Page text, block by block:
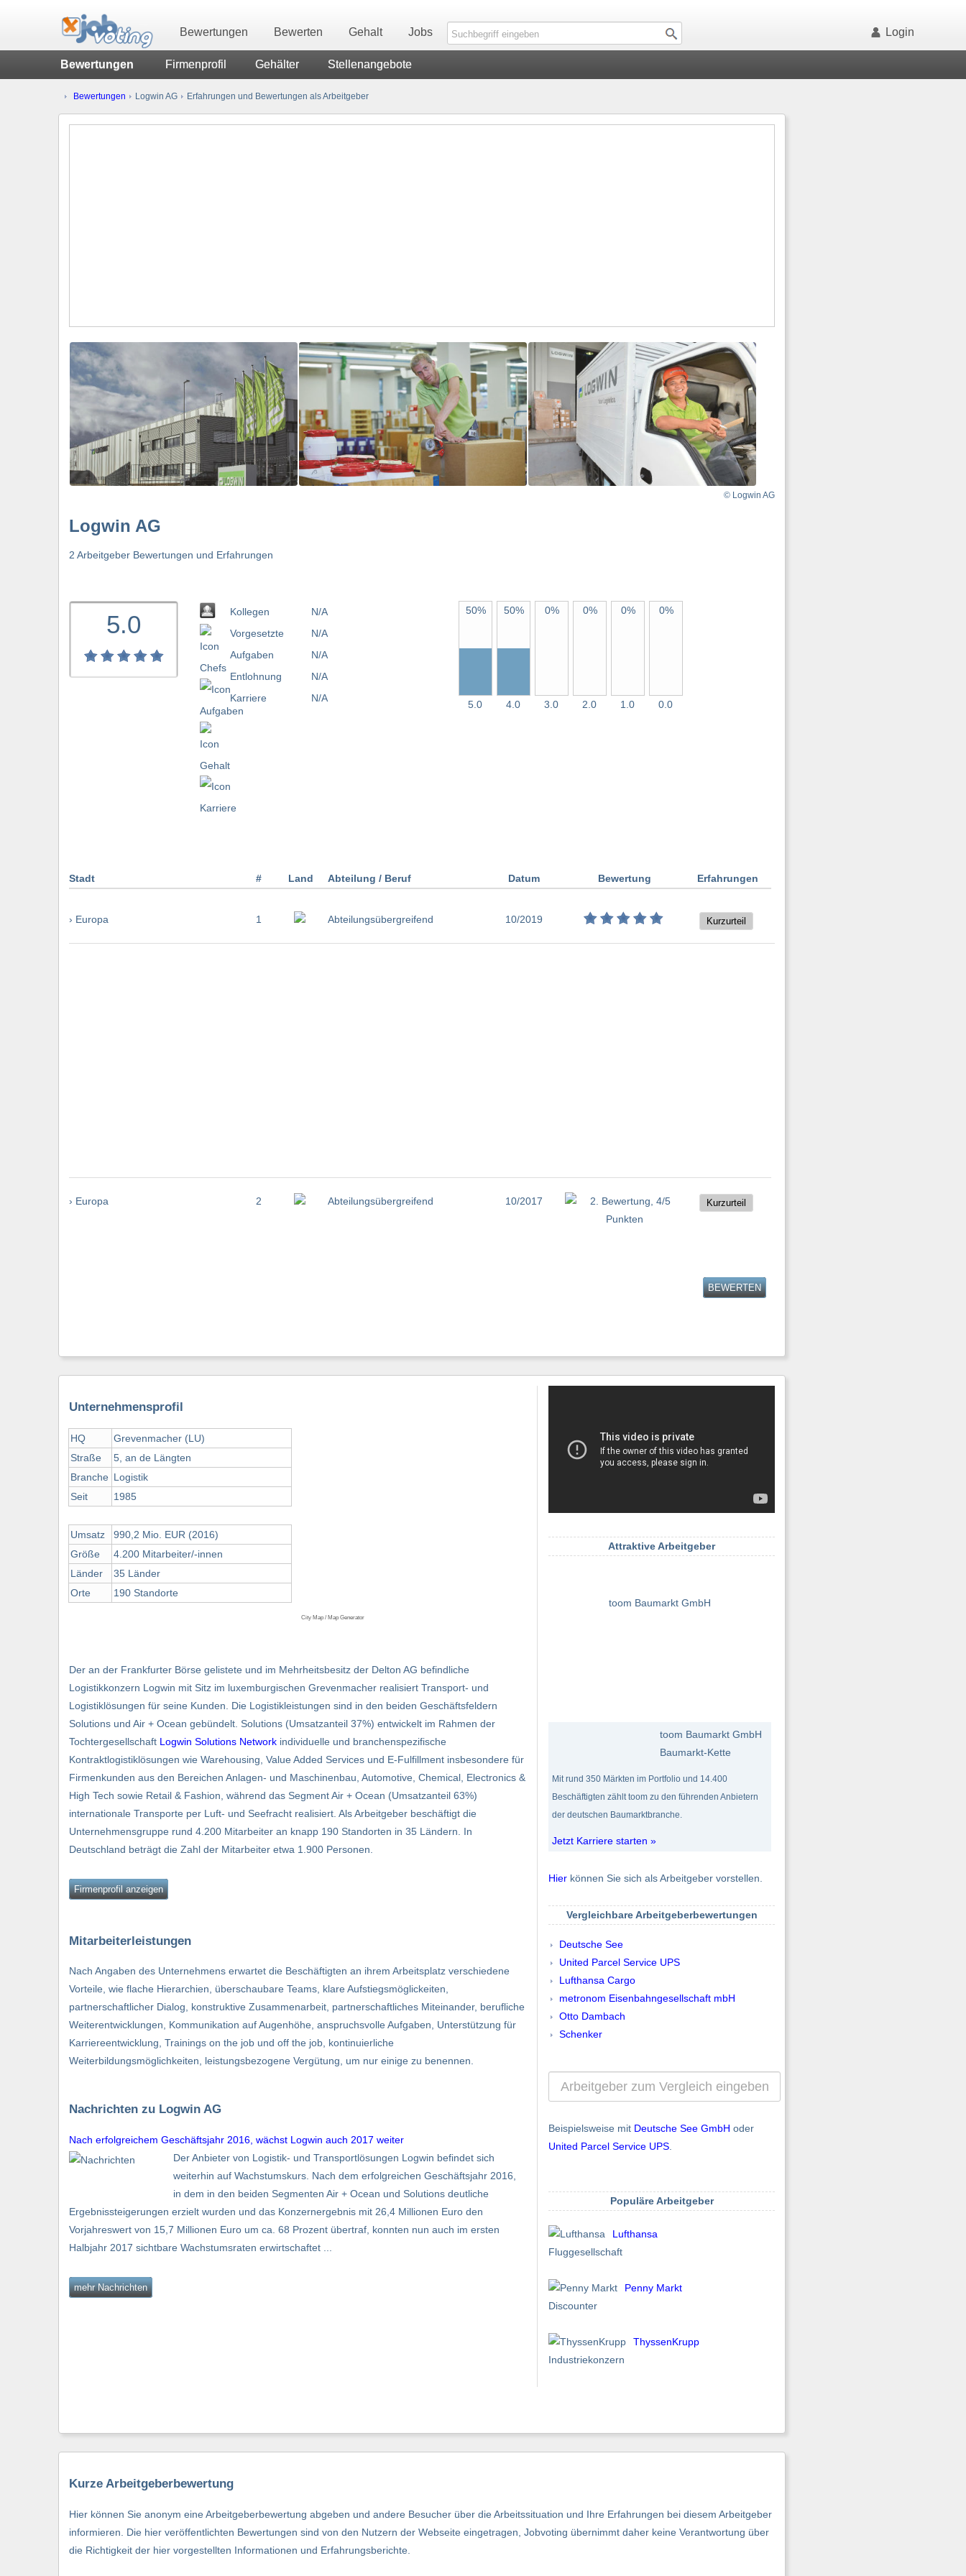
Bewertungen Bewerten Gehalt Jobs Login
Bewertungen Firmenprofil Gehälter Stellenangebote
Bewertungen Logwin AG Erfahrungen und Bewertungen als Arbeitgeber
© Logwin AG
Logwin AG
2 Arbeitgeber Bewertungen und Erfahrungen
5.0
Kollegen
Vorgesetzte
Aufgaben
Entlohnung
Karriere
N/A
N/A
N/A
N/A
N/A
50%
5.0
50%
4.0
0%
3.0
0%
2.0
0%
1.0
0%
0.0
Stadt # Land Abteilung / Beruf Datum Bewertung Erfahrungen
› Europa 1 Abteilungsübergreifend 10/2019 Kurzurteil
› Europa 2 Abteilungsübergreifend 10/2017 Kurzurteil
BEWERTEN
Unternehmensprofil
HQ
Straße
Branche
Seit
Umsatz
Größe
Länder
Orte
Grevenmacher (LU)
5, an de Längten
Logistik
1985
990,2 Mio. EUR (2016)
4.200 Mitarbeiter/-innen
35 Länder
190 Standorte
City Map / Map Generator
Der an der Frankfurter Börse gelistete und im Mehrheitsbesitz der Delton AG befindliche
Logistikkonzern Logwin mit Sitz im luxemburgischen Grevenmacher realisiert Transport- und
Logistiklösungen für seine Kunden. Die Logistikleistungen sind in den beiden Geschäftsfeldern
Solutions und Air + Ocean gebündelt. Solutions (Umsatzanteil 37%) entwickelt im Rahmen der
Tochtergesellschaft Logwin Solutions Network individuelle und branchenspezifische
Kontraktlogistiklösungen wie Warehousing, Value Added Services und E-Fulfillment insbesondere für
Firmenkunden aus den Bereichen Anlagen- und Maschinenbau, Automotive, Chemical, Electronics &
High Tech sowie Retail & Fashion, während das Segment Air + Ocean (Umsatzanteil 63%)
internationale Transporte per Luft- und Seefracht realisiert. Als Arbeitgeber beschäftigt die
Unternehmensgruppe rund 4.200 Mitarbeiter an knapp 190 Standorten in 35 Ländern. In
Deutschland beträgt die Zahl der Mitarbeiter etwa 1.900 Personen.
Firmenprofil anzeigen
Mitarbeiterleistungen
Nach Angaben des Unternehmens erwartet die Beschäftigten an ihrem Arbeitsplatz verschiedene
Vorteile, wie flache Hierarchien, überschaubare Teams, klare Aufstiegsmöglickeiten,
partnerschaftlicher Dialog, konstruktive Zusammenarbeit, partnerschaftliches Miteinander, berufliche
Weiterentwicklungen, Kommunikation auf Augenhöhe, anspruchsvolle Aufgaben, Unterstützung für
Karriereentwicklung, Trainings on the job und off the job, kontinuierliche
Weiterbildungsmöglichkeiten, leistungsbezogene Vergütung, um nur einige zu benennen.
Nachrichten zu Logwin AG
Nach erfolgreichem Geschäftsjahr 2016, wächst Logwin auch 2017 weiter
Der Anbieter von Logistik- und Transportlösungen Logwin befindet sich
weiterhin auf Wachstumskurs. Nach dem erfolgreichen Geschäftsjahr 2016,
in dem in den beiden Segmenten Air + Ocean und Solutions deutliche
Ergebnissteigerungen erzielt wurden und das Konzernergebnis mit 26,4 Millionen Euro den
Vorjahreswert von 15,7 Millionen Euro um ca. 68 Prozent übertraf, konnten nun auch im ersten
Halbjahr 2017 sichtbare Wachstumsraten erwirtschaftet ...
mehr Nachrichten
Attraktive Arbeitgeber
toom Baumarkt GmbH
toom Baumarkt GmbH
Baumarkt-Kette
Mit rund 350 Märkten im Portfolio und 14.400
Beschäftigten zählt toom zu den führenden Anbietern
der deutschen Baumarktbranche.
Jetzt Karriere starten »
Hier können Sie sich als Arbeitgeber vorstellen.
Vergleichbare Arbeitgeberbewertungen
Deutsche See
United Parcel Service UPS
Lufthansa Cargo
metronom Eisenbahngesellschaft mbH
Otto Dambach
Schenker
Beispielsweise mit Deutsche See GmbH oder
United Parcel Service UPS
Populäre Arbeitgeber
Lufthansa
Fluggesellschaft
Penny Markt
Discounter
ThyssenKrupp
Industriekonzern
Kurze Arbeitgeberbewertung
Hier können Sie anonym eine Arbeitgeberbewertung abgeben und andere Besucher über die Arbeitssituation und Ihre Erfahrungen bei diesem Arbeitgeber
informieren. Die hier veröffentlichten Bewertungen sind von den Nutzern der Webseite eingetragen, Jobvoting übernimmt daher keine Verantwortung über
die Richtigkeit der hier vorgestellten Informationen und Erfahrungsberichte.